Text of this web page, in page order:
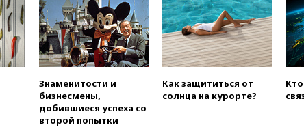
вчера, 21:56
отказал
атак
вчера, 21:35
складе в
уголовное
Знаменитости и
бизнесмены,
добившиеся успеха со
второй попытки
Как защититься от
солнца на курорте?